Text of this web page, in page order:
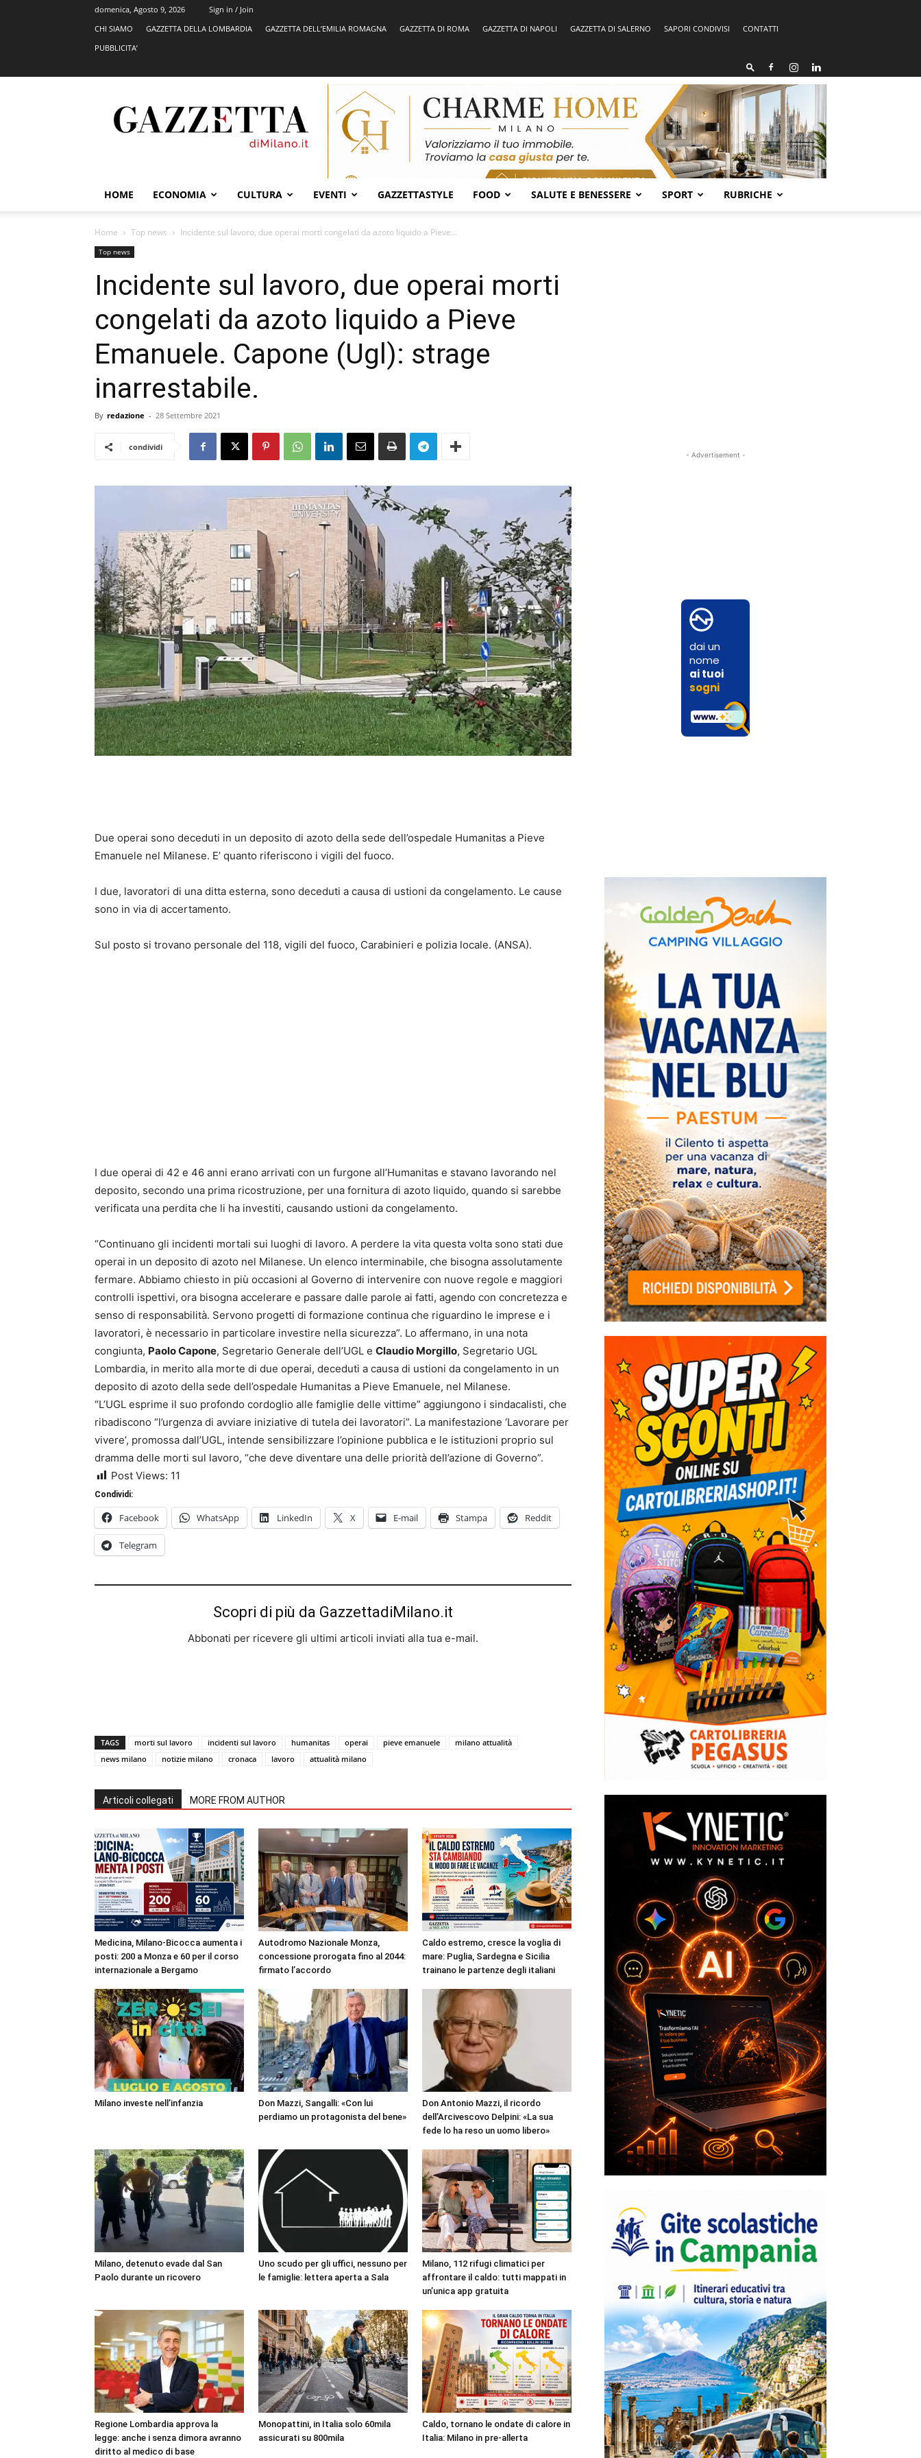
domenica, Agosto 9, 2026
Sign in / Join
CHI SIAMO
GAZZETTA DELLA LOMBARDIA GAZZETTA DELL’EMILIA ROMAGNA GAZZETTA DI ROMA GAZZETTA DI NAPOLI GAZZETTA DI SALERNO SAPORI CONDIVISI
CONTATTI
PUBBLICITA’
HOME ECONOMIA CULTURA EVENTI GAZZETTASTYLE FOOD SALUTE E BENESSERE SPORT RUBRICHE
Home Top news Incidente sul lavoro, due operai morti congelati da azoto liquido a Pieve...
Top news
Incidente sul lavoro, due operai morti
congelati da azoto liquido a Pieve
Emanuele. Capone (Ugl): strage
inarrestabile.
By redazione - 28 Settembre 2021
condividi
Due operai sono deceduti in un deposito di azoto della sede dell’ospedale Humanitas a Pieve
Emanuele nel Milanese. E’ quanto riferiscono i vigili del fuoco.
I due, lavoratori di una ditta esterna, sono deceduti a causa di ustioni da congelamento. Le cause
sono in via di accertamento.
Sul posto si trovano personale del 118, vigili del fuoco, Carabinieri e polizia locale. (ANSA).
I due operai di 42 e 46 anni erano arrivati con un furgone all’Humanitas e stavano lavorando nel
deposito, secondo una prima ricostruzione, per una fornitura di azoto liquido, quando si sarebbe
verificata una perdita che li ha investiti, causando ustioni da congelamento.
“Continuano gli incidenti mortali sui luoghi di lavoro. A perdere la vita questa volta sono stati due
operai in un deposito di azoto nel Milanese. Un elenco interminabile, che bisogna assolutamente
fermare. Abbiamo chiesto in più occasioni al Governo di intervenire con nuove regole e maggiori
controlli ispettivi, ora bisogna accelerare e passare dalle parole ai fatti, agendo con concretezza e
senso di responsabilità. Servono progetti di formazione continua che riguardino le imprese e i
lavoratori, è necessario in particolare investire nella sicurezza”. Lo affermano, in una nota
congiunta, Paolo Capone, Segretario Generale dell’UGL e Claudio Morgillo, Segretario UGL
Lombardia, in merito alla morte di due operai, deceduti a causa di ustioni da congelamento in un
deposito di azoto della sede dell’ospedale Humanitas a Pieve Emanuele, nel Milanese.
“L’UGL esprime il suo profondo cordoglio alle famiglie delle vittime” aggiungono i sindacalisti, che
ribadiscono “l’urgenza di avviare iniziative di tutela dei lavoratori”. La manifestazione ‘Lavorare per
vivere’, promossa dall’UGL, intende sensibilizzare l’opinione pubblica e le istituzioni proprio sul
dramma delle morti sul lavoro, “che deve diventare una delle priorità dell’azione di Governo”.
Post Views: 11
Condividi:
Facebook WhatsApp LinkedIn X E-mail Stampa Reddit
Telegram
Scopri di più da GazzettadiMilano.it
Abbonati per ricevere gli ultimi articoli inviati alla tua e-mail.
TAGS morti sul lavoro incidenti sul lavoro humanitas operai pieve emanuele
milano attualità
news milano
notizie milano cronaca lavoro attualità milano
Articoli collegati MORE FROM AUTHOR
Medicina, Milano-Bicocca aumenta i
posti: 200 a Monza e 60 per il corso
internazionale a Bergamo
Autodromo Nazionale Monza,
concessione prorogata fino al 2044:
firmato l’accordo
Caldo estremo, cresce la voglia di
mare: Puglia, Sardegna e Sicilia
trainano le partenze degli italiani
Milano investe nell’infanzia
Don Mazzi, Sangalli: «Con lui
perdiamo un protagonista del bene»
Don Antonio Mazzi, il ricordo
dell’Arcivescovo Delpini: «La sua
fede lo ha reso un uomo libero»
Milano, detenuto evade dal San
Paolo durante un ricovero
Uno scudo per gli uffici, nessuno per
le famiglie: lettera aperta a Sala
Milano, 112 rifugi climatici per
affrontare il caldo: tutti mappati in
un’unica app gratuita
Regione Lombardia approva la
legge: anche i senza dimora avranno
diritto al medico di base
Monopattini, in Italia solo 60mila
assicurati su 800mila
Caldo, tornano le ondate di calore in
Italia: Milano in pre-allerta
- Advertisement -